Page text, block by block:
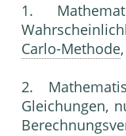
1.
Carlo-Methode,
2.
Gleichungen,